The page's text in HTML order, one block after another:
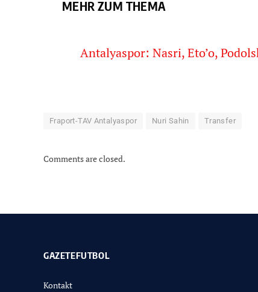
MEHR ZUM THEMA
Antalyaspor: Nasri, Eto’o,
Fraport-TAV Antalyaspor Nuri Sahin Transfer
Comments are closed.
GAZETEFUTBOL
Kontakt